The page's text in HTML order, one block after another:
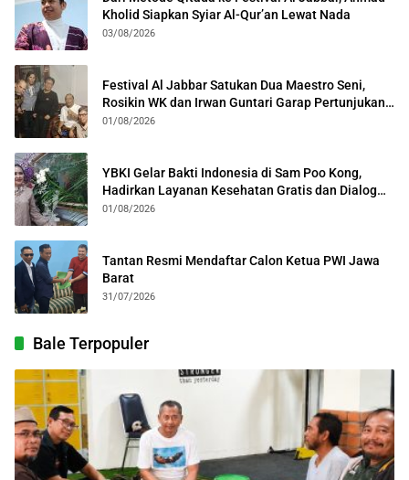
Kholid Siapkan Syiar Al-Qur’an Lewat Nada
03/08/2026
Festival Al Jabbar Satukan Dua Maestro Seni,
Rosikin WK dan Irwan Guntari Garap Pertunjukan
Kolosal
01/08/2026
YBKI Gelar Bakti Indonesia di Sam Poo Kong,
Hadirkan Layanan Kesehatan Gratis dan Dialog
Kebangsaan
01/08/2026
Tantan Resmi Mendaftar Calon Ketua PWI Jawa
Barat
31/07/2026
Bale Terpopuler